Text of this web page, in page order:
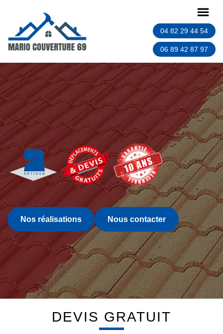
04 82 29 44 54
06 89 42 87 97
Nos réalisations Nous contacter
DEVIS GRATUIT